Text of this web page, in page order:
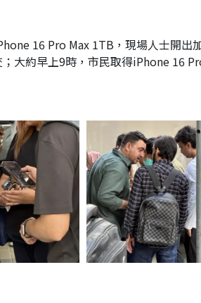
16 Pro Max 1TB，現場人士開出
大約早上9時，市民取得iPhone 16